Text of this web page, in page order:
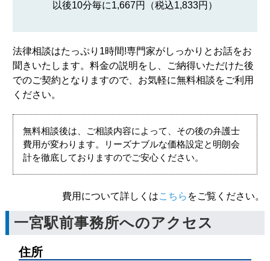
以後10分毎に1,667円（税込1,833円）
法律相談はたっぷり1時間!専門家がしっかりとお話をお
聞きいたします。料金の説明をし、ご納得いただけた後
でのご契約となりますので、お気軽に無料相談をご利用
ください。
無料相談後は、ご相談内容によって、その後の弁護士
費用が変わります。リーズナブルな価格設定と明朗会
計を徹底しておりますのでご安心ください。
費用について詳しくはこちら をご覧ください。
一宮駅前事務所へのアクセス
住所